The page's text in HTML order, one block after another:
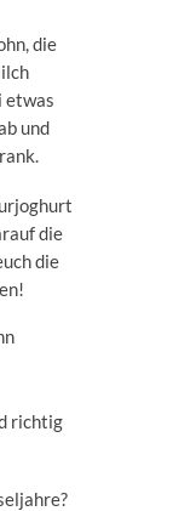
die
etwas
und
die
die
richtig